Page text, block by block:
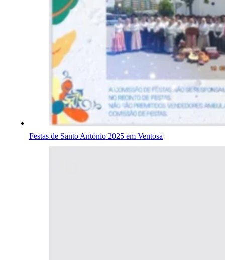
Festas de Santo António 2025 em Ventosa